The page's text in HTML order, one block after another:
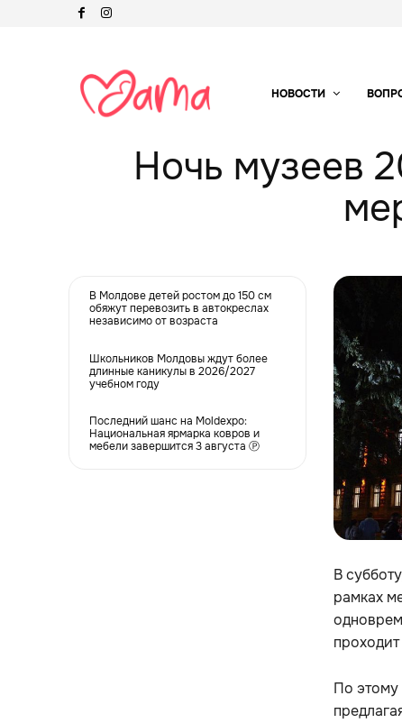
НОВОСТИ
Ночь музеев
В Молдове детей ростом до 150 см
обяжут перевозить в автокреслах
независимо от возраста
Школьников Молдовы ждут более
длинные каникулы в 2026/2027
учебном году
Последний шанс на Moldexpo:
Национальная ярмарка ковров и
мебели завершится 3 августа Ⓟ
В
рамках
По этому